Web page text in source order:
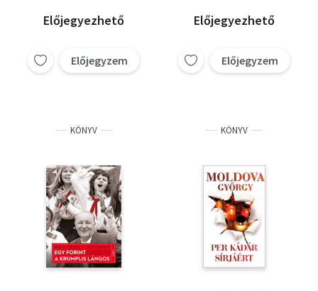
Előjegyezhető
Előjegyzem
Előjegyezhető
Előjegyzem
KÖNYV KÖNYV